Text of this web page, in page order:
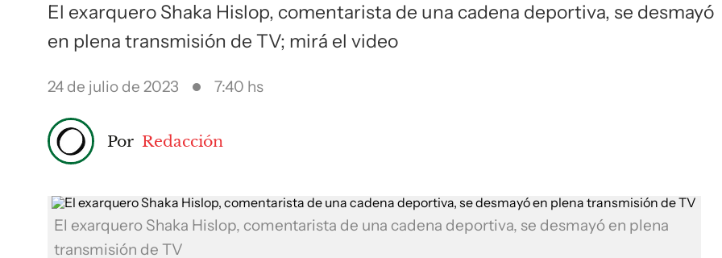
El exarquero Shaka Hislop, comentarista de una cadena deportiva, se desmayó
en plena transmisión de TV; mirá el video
24 de julio de 2023 7:40 hs
Por Redacción
El exarquero Shaka Hislop, comentarista de una cadena deportiva, se desmayó en plena
transmisión de TV